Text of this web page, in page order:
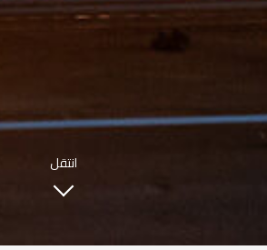
انتقل
ENGLISH
|اللغة العربية